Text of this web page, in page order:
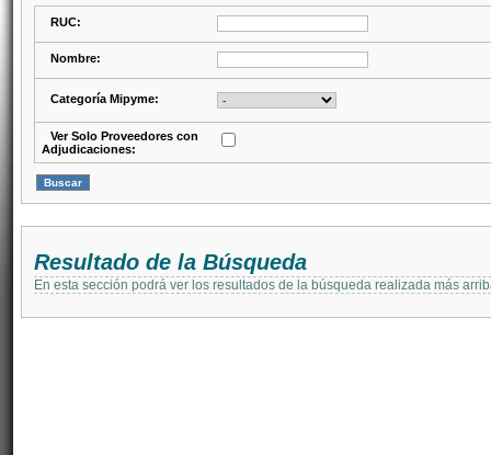
RUC:
Nombre:
Categoría Mipyme:
Ver Solo Proveedores con
Adjudicaciones:
Resultado de la Búsqueda
En esta sección podrá ver los resultados de la búsqueda realizada más